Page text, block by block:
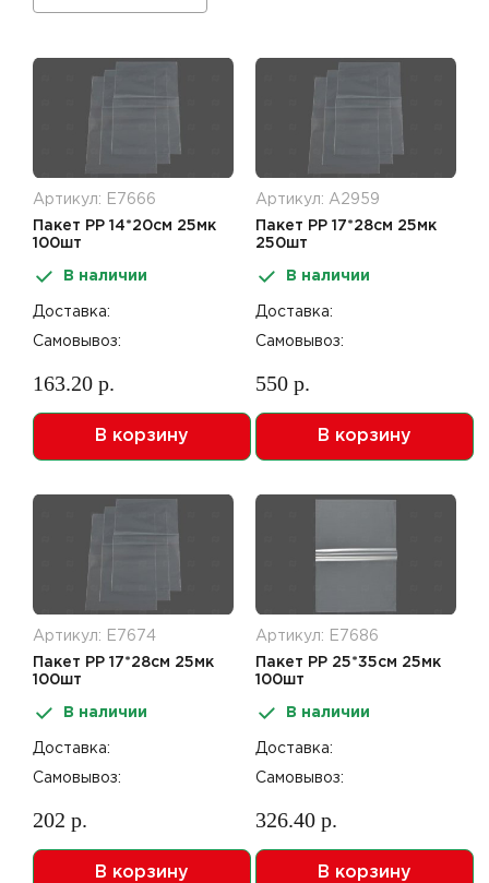
Артикул: Е7666
Пакет PP 14*20см 25мк
100шт
В наличии
Доставка:
Самовывоз:
163.20 р.
В корзину
Артикул: А2959
Пакет PP 17*28см 25мк
250шт
В наличии
Доставка:
Самовывоз:
550 р.
В корзину
Артикул: Е7674
Пакет PP 17*28см 25мк
100шт
В наличии
Доставка:
Самовывоз:
202 р.
В корзину
Артикул: Е7686
Пакет PP 25*35см 25мк
100шт
В наличии
Доставка:
Самовывоз:
326.40 р.
В корзину